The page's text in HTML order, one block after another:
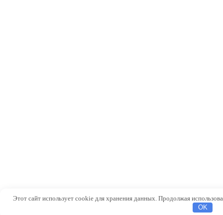
Этот сайт использует cookie для хранения данных. Продолжая
OK